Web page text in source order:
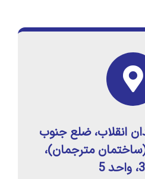
انقلاب، ضلع جنوب
پلاک 17 (ساختمان مترجمان)،